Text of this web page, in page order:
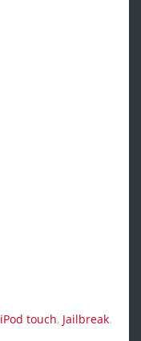
iPod touch, Jailbreak.